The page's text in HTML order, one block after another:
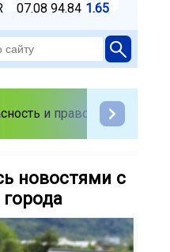
07.08 94.84 1.65
и правопорядок
новостями с